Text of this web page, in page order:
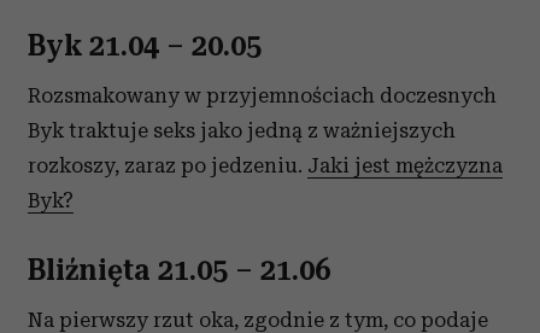
Byk 21.04 – 20.05
Rozsmakowany w przyjemnościach doczesnych
Byk traktuje seks jako jedną z ważniejszych
rozkoszy, zaraz po jedzeniu. Jaki jest mężczyzna
Byk?
Bliźnięta 21.05 – 21.06
Na pierwszy rzut oka, zgodnie z tym, co podaje